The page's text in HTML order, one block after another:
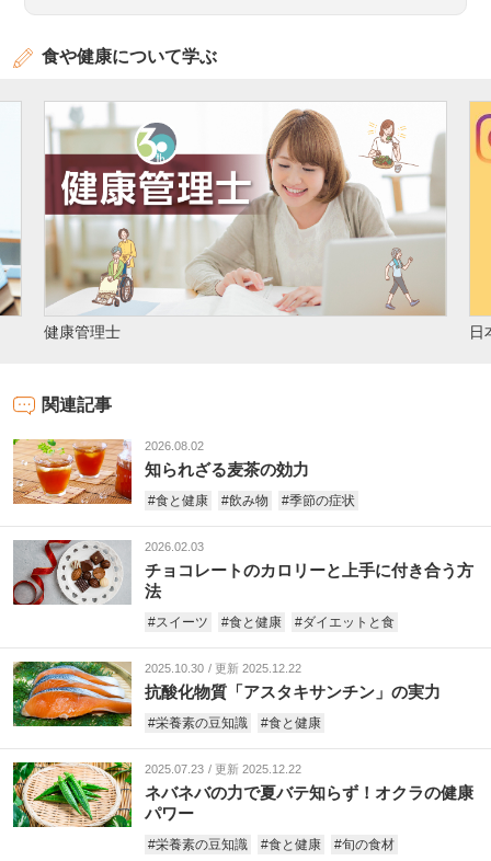
食や健康について学ぶ
日本成人病予防協会 公式Instagram 文
関連記事
知られざる麦茶の効力
2026.08.02
#食と健康 #飲み物 #季節の症状
チョコレートのカロリーと上手に付き合う方
法
2026.02.03
#スイーツ #食と健康 #ダイエットと食
抗酸化物質「アスタキサンチン」の実力
2025.10.30 更新 2025.12.22
#栄養素の豆知識 #食と健康
ネバネバの力で夏バテ知らず！オクラの健康
パワー
2025.07.23 更新 2025.12.22
#栄養素の豆知識 #食と健康 #旬の食材